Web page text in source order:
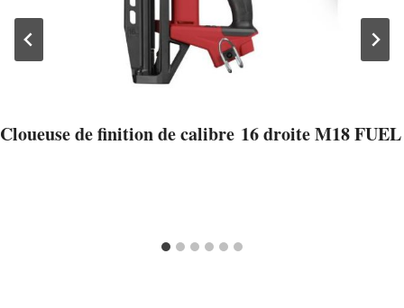
Cloueuse de finition de calibre 16 droite M18 FUEL